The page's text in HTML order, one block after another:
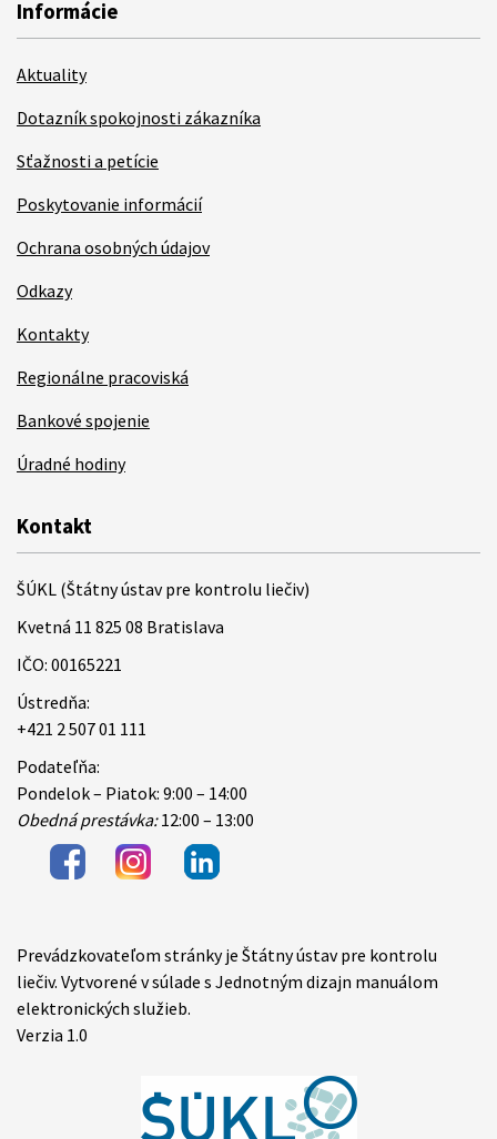
Informácie
Aktuality
Dotazník spokojnosti zákazníka
Sťažnosti a petície
Poskytovanie informácií
Ochrana osobných údajov
Odkazy
Kontakty
Regionálne pracoviská
Bankové spojenie
Úradné hodiny
Kontakt
ŠÚKL (Štátny ústav pre kontrolu liečiv)
Kvetná 11 825 08 Bratislava
IČO: 00165221
Ústredňa:
+421 2 507 01 111
Podateľňa:
Pondelok – Piatok: 9:00 – 14:00
Obedná prestávka:12:00 – 13:00
Items
Prevádzkovateľom stránky je Štátny ústav pre kontrolu
liečiv. Vytvorené v súlade s Jednotným dizajn manuálom
elektronických služieb.
Verzia 1.0